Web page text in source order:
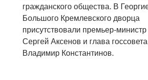
гражданского общества. В
Большого Кремлевского дворца
присутствовали премьер-
Сергей Аксенов и глава
Владимир Константинов.